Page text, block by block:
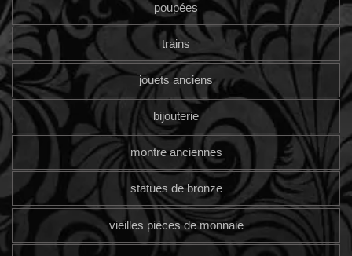
poupées
trains
jouets anciens
bijouterie
montre anciennes
statues de bronze
vieilles pièces de monnaie